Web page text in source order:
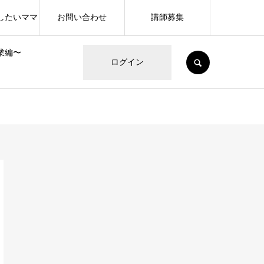
ログイン
SEARCH
たいママ
編〜
お問い合わせ 講師募集